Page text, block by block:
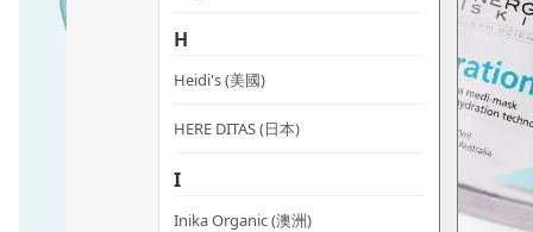
H
Heidi's (美國)
HERE DITAS (日本)
I
Inika Organic (澳洲)